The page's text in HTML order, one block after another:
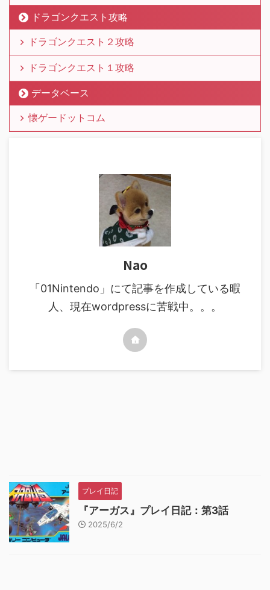
ドラゴンクエスト攻略
ドラゴンクエスト２攻略
ドラゴンクエスト１攻略
データベース
懐ゲードットコム
Nao
「01Nintendo」にて記事を作成している暇
人、現在wordpressに苦戦中。。。
プレイ日記
『アーガス』プレイ日記：第3話
2025/6/2